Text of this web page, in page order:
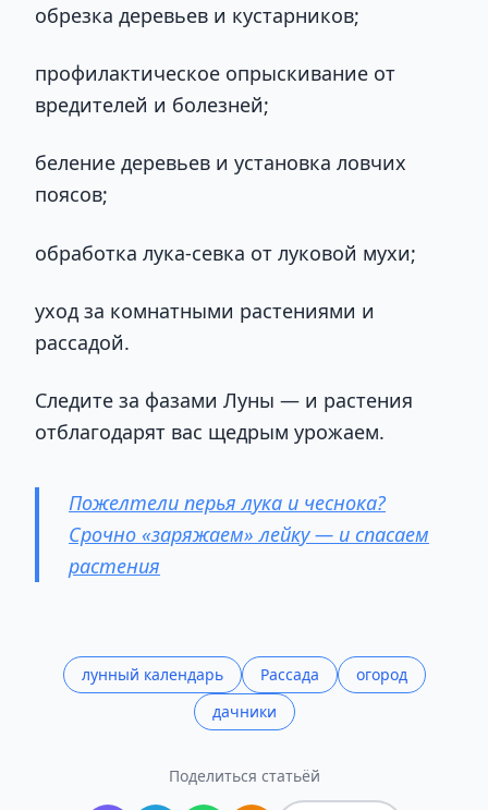
обрезка деревьев и кустарников;
профилактическое опрыскивание от
вредителей и болезней;
беление деревьев и установка ловчих
поясов;
обработка лука-севка от луковой мухи;
уход за комнатными растениями и
рассадой.
Следите за фазами Луны — и растения
отблагодарят вас щедрым урожаем.
Пожелтели перья лука и чеснока?
Срочно «заряжаем» лейку — и спасаем
растения
лунный календарь Рассада
огород
дачники
Поделиться статьёй